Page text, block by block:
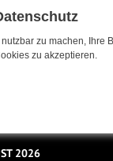
zu machen,
zu akzeptieren.
2026